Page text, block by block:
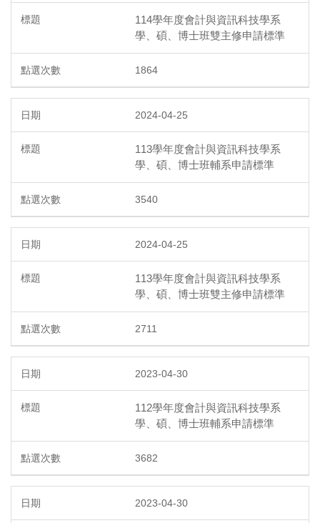
114學年度會計與資訊科技學系
學、碩、博士班雙主修申請標準
1864
2024-04-25
113學年度會計與資訊科技學系
學、碩、博士班輔系申請標準
3540
2024-04-25
113學年度會計與資訊科技學系
學、碩、博士班雙主修申請標準
2711
2023-04-30
112學年度會計與資訊科技學系
學、碩、博士班輔系申請標準
3682
2023-04-30